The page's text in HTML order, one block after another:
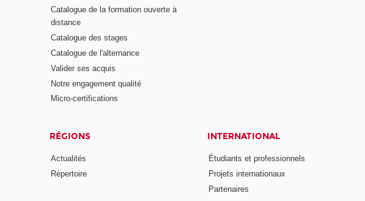
Catalogue de la formation ouverte à
distance
Catalogue des stages
Catalogue de l'alternance
Valider ses acquis
Notre engagement qualité
Micro-certifications
RÉGIONS
Actualités
Répertoire
INTERNATIONAL
Étudiants et professionnels
Projets internationaux
Partenaires